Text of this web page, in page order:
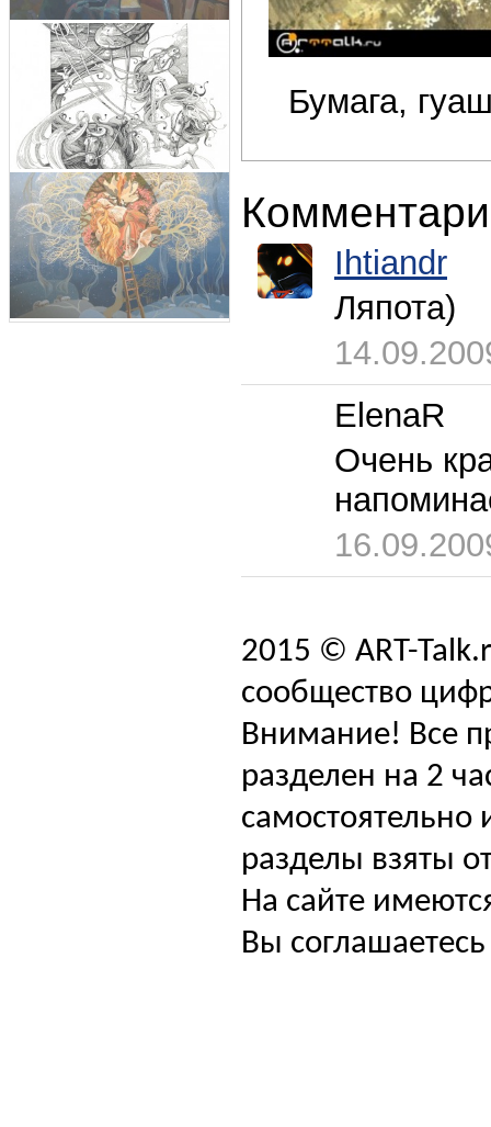
Бумага,
Ihtiandr
Ляпота)
ElenaR
Очень
2015 © ART-
сообщество
Внимание! Все
разделен на 2
самостоятельно
разделы взяты
На сайте
Вы